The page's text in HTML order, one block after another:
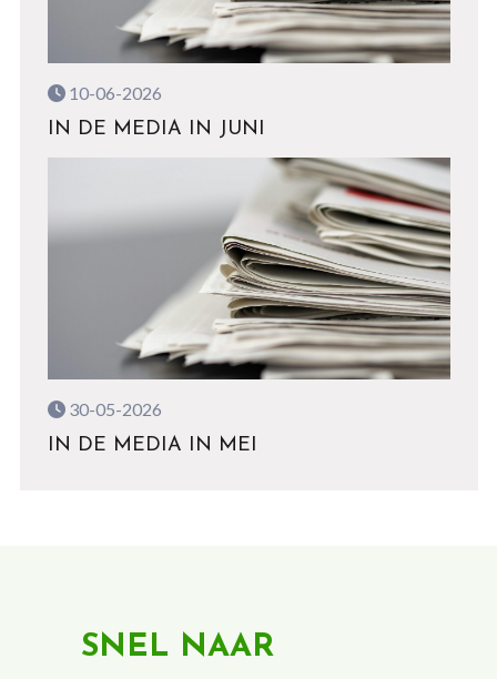
10-06-2026
IN DE MEDIA IN JUNI
30-05-2026
IN DE MEDIA IN MEI
SNEL NAAR